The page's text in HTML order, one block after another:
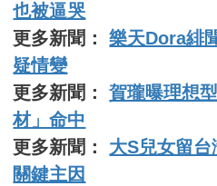
也被逼哭
更多新聞：樂天Dora緋
疑情變
更多新聞：賀瓏曝理想
材」命中
更多新聞： 大S兒女留
關鍵主因